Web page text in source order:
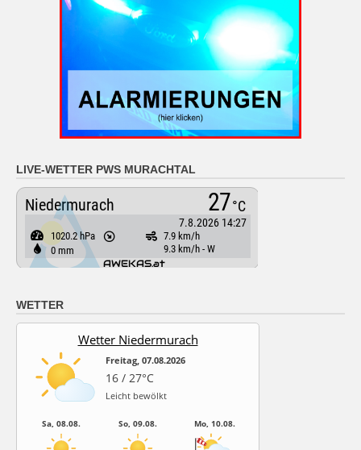
LIVE-WETTER PWS MURACHTAL
WETTER
Wetter Niedermurach
Freitag, 07.08.2026
16 / 27°C
Leicht bewölkt
Sa, 08.08. So, 09.08. Mo, 10.08.